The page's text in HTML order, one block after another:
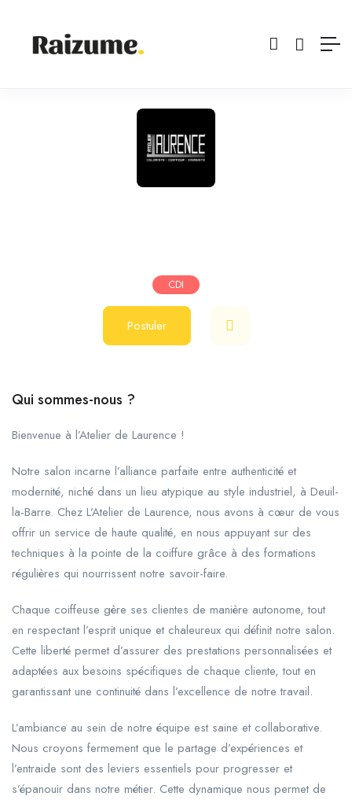
CDI
Postuler
Qui sommes-nous ?
Bienvenue à l’Atelier de Laurence !
Notre salon incarne l’alliance parfaite entre authenticité et
modernité, niché dans un lieu atypique au style industriel, à Deuil-
la-Barre. Chez L’Atelier de Laurence, nous avons à cœur de vous
offrir un service de haute qualité, en nous appuyant sur des
techniques à la pointe de la coiffure grâce à des formations
régulières qui nourrissent notre savoir-faire.
Chaque coiffeuse gère ses clientes de manière autonome, tout
en respectant l’esprit unique et chaleureux qui définit notre salon.
Cette liberté permet d’assurer des prestations personnalisées et
adaptées aux besoins spécifiques de chaque cliente, tout en
garantissant une continuité dans l’excellence de notre travail.
L’ambiance au sein de notre équipe est saine et collaborative.
Nous croyons fermement que le partage d’expériences et
l’entraide sont des leviers essentiels pour progresser et
s’épanouir dans notre métier. Cette dynamique nous permet de